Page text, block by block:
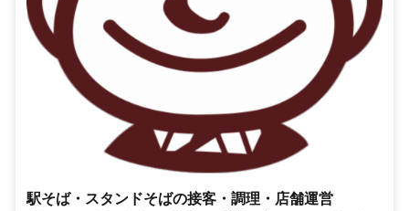
駅そば・スタンドそばの接客・調理・店舗運営